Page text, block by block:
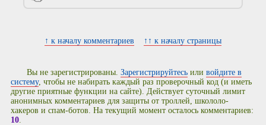
↑ к началу комментариев ↑↑ к началу страницы
Вы не зарегистрированы.Зарегистрируйтесь иливойдите в
систему, чтобы не набирать каждый раз проверочный код (и иметь
другие приятные функции на сайте). Действует суточный лимит
анонимных комментариев для защиты от троллей, школоло-
хакеров и спам-ботов. На текущий момент осталось комментариев:
10